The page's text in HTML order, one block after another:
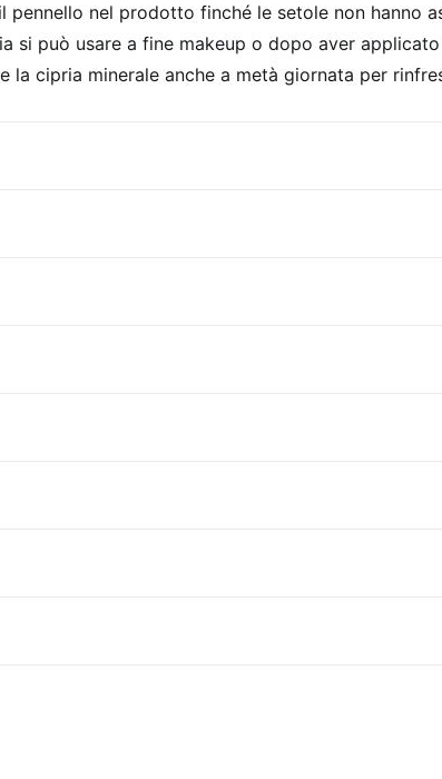
nel prodotto finché le setole non hanno
si può usare a fine makeup o dopo aver
cipria minerale anche a metà giornata per